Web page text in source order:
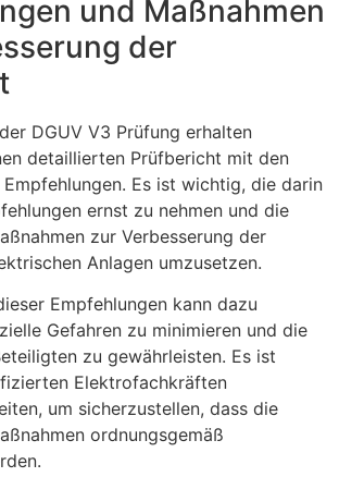
und Maßnahmen
der
DGUV V3 Prüfung erhalten
detaillierten Prüfbericht mit den
Empfehlungen. Es ist wichtig, die darin
ernst zu nehmen und die
zur Verbesserung der
Anlagen umzusetzen.
Empfehlungen kann dazu
Gefahren zu minimieren und die
zu gewährleisten. Es ist
Elektrofachkräften
um sicherzustellen, dass die
ordnungsgemäß